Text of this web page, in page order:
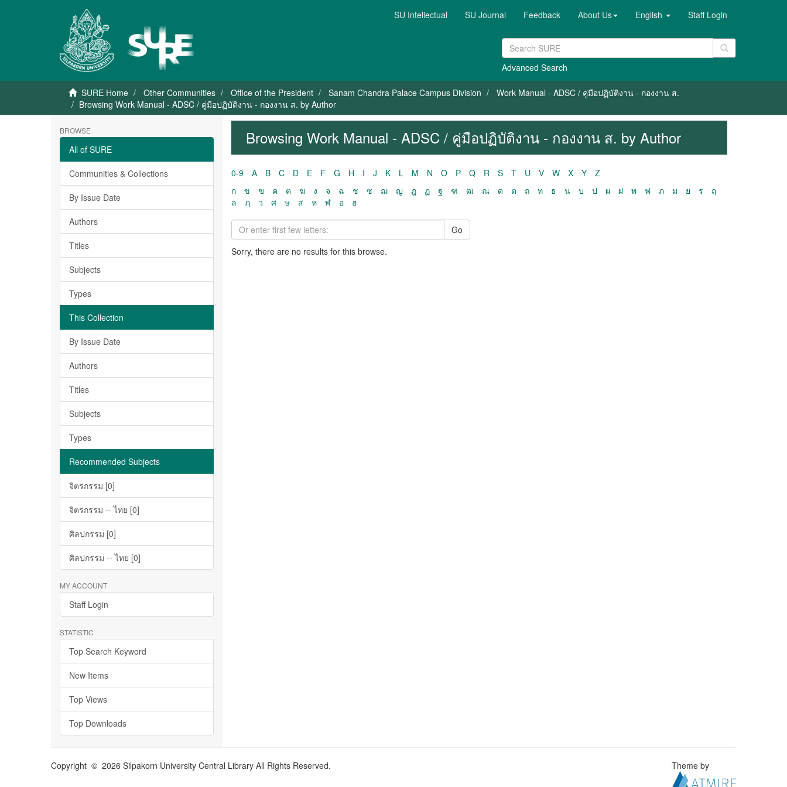
SU Intellectual SU Journal Feedback About Us English Staff Login
Advanced Search
SURE Home Other Communities Office of the President Sanam Chandra Palace Campus Division
Work Manual - ADSC / คู่มือปฏิบัติงาน - กองงาน ส.
Browsing Work Manual - ADSC / คู่มือปฏิบัติงาน - กองงาน ส. by Author
BROWSE
All of SURE
Communities & Collections
By Issue Date
Authors
Titles
Subjects
Types
This Collection
By Issue Date
Authors
Titles
Subjects
Types
Recommended Subjects
จิตรกรรม [0]
จิตรกรรม -- ไทย [0]
ศิลปกรรม [0]
ศิลปกรรม -- ไทย [0]
MY ACCOUNT
Staff Login
STATISTIC
Top Search Keyword
New Items
Top Views
Top Downloads
Browsing Work Manual - ADSC / คู่มือปฏิบัติงาน - กองงาน ส. by Author
0-9 A B C D E F G H I J K L M N O P Q R S T U V W X Y
Z
ก
ข ฃ ค ฅ ฆ ง จ ฉ ช ซ ฌ ญ ฎ ฏ ฐ ฑ ฒ ณ ด ต ถ ท ธ น บ ป ผ ฝ พ ฟ ภ ม ย ร
ฤ
ล
ฦ ว ศ ษ ส ห ฬ อ ฮ
Go
Sorry, there are no results for this browse.
Copyright © 2026 Silpakorn University Central Library All Rights Reserved. Theme by